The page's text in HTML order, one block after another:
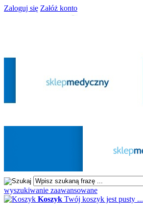
Zaloguj się Załóż konto
wyszukiwanie zaawansowane
Koszyk Twój koszyk jest pusty ...